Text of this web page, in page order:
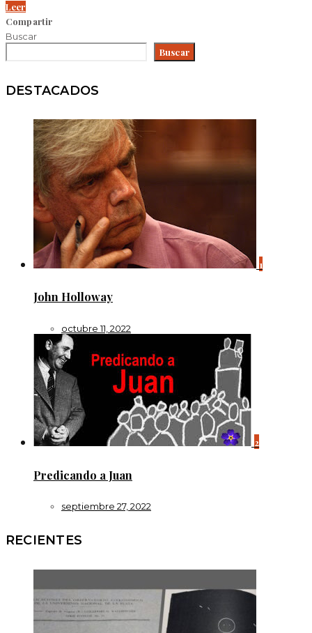
Leer
Compartir
Buscar
Buscar
DESTACADOS
1
John Holloway
octubre 11, 2022
2
Predicando a Juan
septiembre 27, 2022
RECIENTES